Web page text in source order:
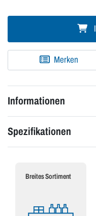
Merken
Informationen
Spezifikationen
Breites Sortiment